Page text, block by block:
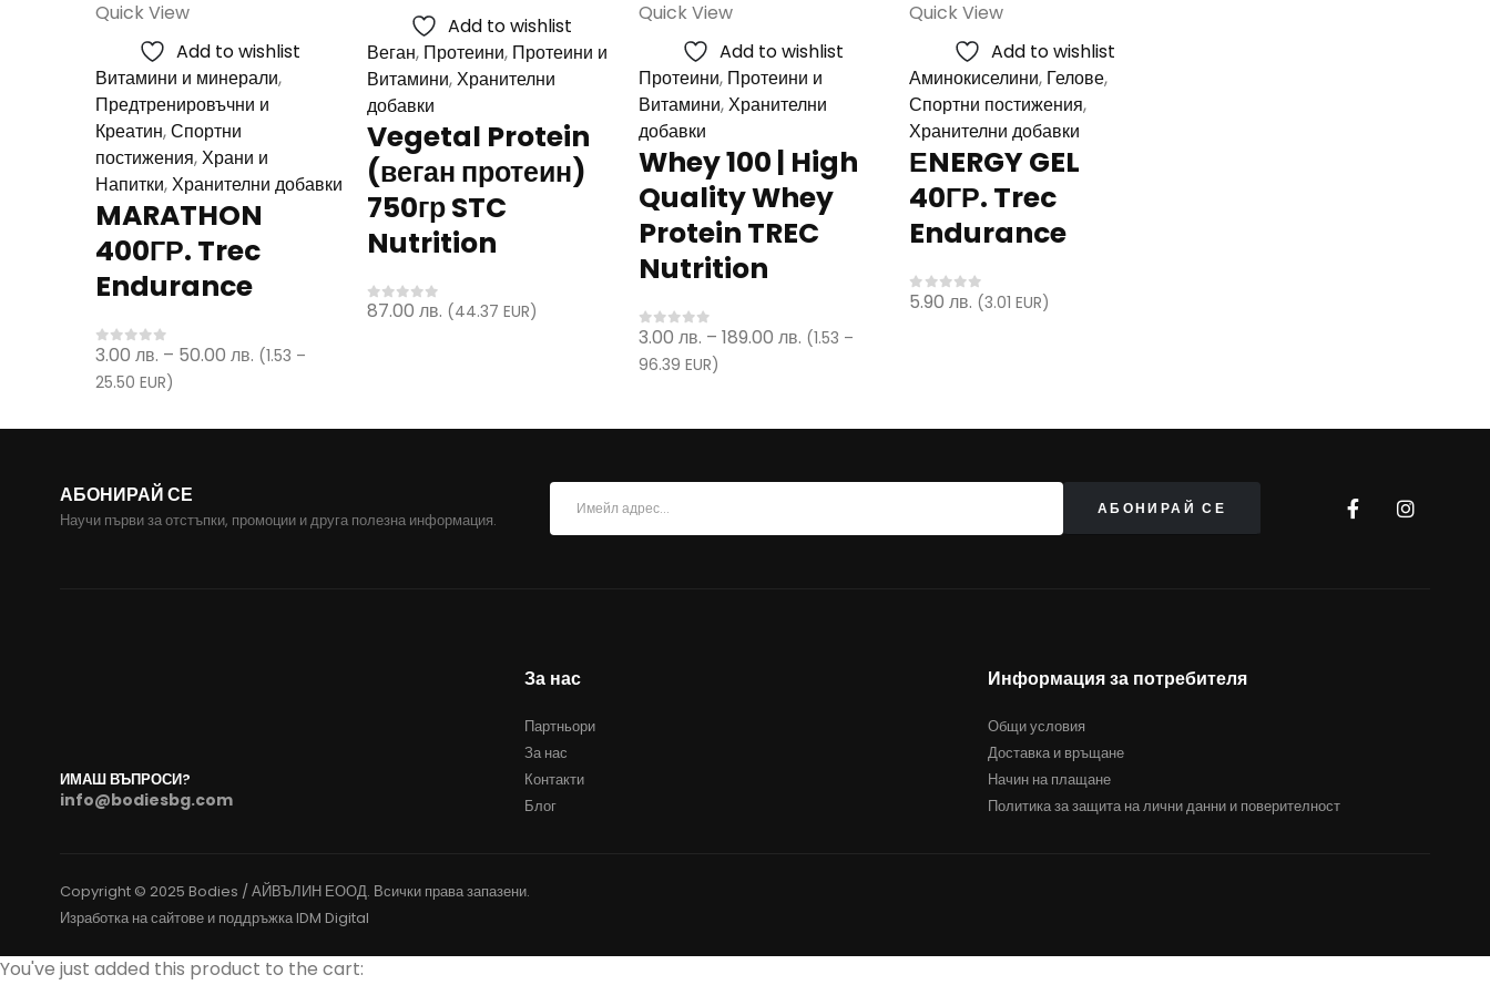
multiple
The
options
may
be
chosen
on
the
product
page
Quick View
Add to wishlist
Витамини и минерали,
Предтренировъчни и
Креатин,Спортни
постижения,Храни и
Напитки,Хранителни добавки
MARATHON
400ГР. Trec
Endurance
0 out of 5
3.00 лв. – 50.00 лв.Price
through
(1.53 –
25.50 EUR)
Add to wishlist
Веган, Протеини, Протеини и
Витамини,Хранителни
добавки
Vegetal Protein
(веган протеин)
750гр STC
Nutrition
0out of 5
87.00 лв. (44.37 EUR)
multiple
The
options
may
chosen
on
the
product
page
Quick View
Add to wishlist
Протеини, Протеини и
Витамини,Хранителни
добавки
Whey 100 | High
Quality Whey
Protein TREC
Nutrition
0 out of 5
3.00 лв. – 189.00 лв.Price
(1.53 –
96.39 EUR)
Quick View
Add to wishlist
Аминокиселини, Гелове,
Спортни постижения,
Хранителни добавки
ЕNERGY GEL
40ГР. Trec
Endurance
0 out of 5
5.90лв. (3.01 EUR)
АБОНИРАЙ СЕ
Научи първи за отстъпки, промоции и друга полезна информация.
ИМАШ ВЪПРОСИ?
info@bodiesbg.com
За нас
Партньори
За нас
Контакти
Блог
Информация за потребителя
Общи условия
Доставка и връщане
Начин на плащане
Политика за защита на лични данни и поверителност
Copyright © 2025 Bodies / АЙВЪЛИН ЕООД. Всички права запазени.
Изработка на сайтове и поддръжкаIDM Digital
You've just added this product to the cart: